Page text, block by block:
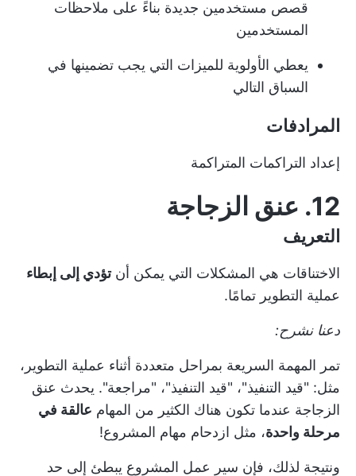
قصص مستخدمين جديدة بناءً على ملاحظات
المستخدمين
يعطي الأولوية للميزات التي يجب تضمينها في
السباق التالي
المرادفات
إعداد التراكمات المتراكمة
12. عنق الزجاجة
التعريف
الاختناقات هي المشكلات التي يمكن أنتؤدي إلى إبطاء
عملية التطوير تمامًا.
دعنا نشرح:
تمر المهمة السريعة بمراحل متعددة أثناء عملية التطوير،
مثل: "قيد التنفيذ"، "قيد التنفيذ"، "مراجعة". يحدث عنق
الزجاجة عندما تكون هناك الكثير من المهام عالقة في
مرحلة واحدة، مثل ازدحام مهام المشروع!
ونتيجة لذلك، فإن سير عمل المشروع يبطئ إلى حد